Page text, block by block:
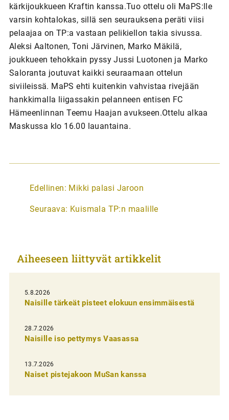
kärkijoukkueen Kraftin kanssa.Tuo ottelu oli MaPS:lle
varsin kohtalokas, sillä sen seurauksena peräti viisi
pelaajaa on TP:a vastaan pelikiellon takia sivussa.
Aleksi Aaltonen, Toni Järvinen, Marko Mäkilä,
joukkueen tehokkain pyssy Jussi Luotonen ja Marko
Saloranta joutuvat kaikki seuraamaan ottelun
siviileissä. MaPS ehti kuitenkin vahvistaa rivejään
hankkimalla liigassakin pelanneen entisen FC
Hämeenlinnan Teemu Haajan avukseen.Ottelu alkaa
Maskussa klo 16.00 lauantaina.
A
t
k
e
l
i
e
n
e
Edellinen: Mikki palasi Jaroon
Seuraava: Kuismala TP:n maalille
Aiheeseen liittyvät artikkelit
5.8.2026
Naisille tärkeät pisteet elokuun ensimmäisestä
28.7.2026
Naisille iso pettymys Vaasassa
13.7.2026
Naiset pistejakoon MuSan kanssa